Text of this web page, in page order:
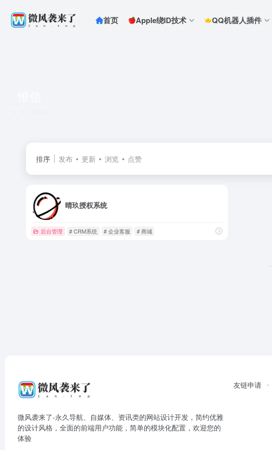
首页 Apple绕ID技术 QQ机器人插件
排序 发布 更新 浏览 点赞
晴玖授权系统
后台管理 # CRM系统 # 企业客服 # 商城
微风袭来了-永久导航、自媒体、资讯类的网站设计开发，简约优雅
的设计风格，全面的前端用户功能，简单的模块化配置，欢迎您的
体验
友链申请